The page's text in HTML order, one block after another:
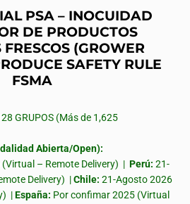
PSA – INOCUIDAD
DE PRODUCTOS
(GROWER
SAFETY RULE
FSMA
GRUPOS (Más de 1,625
Abierta/Open):
– Remote Delivery) | Perú: 21-
Delivery) |Chile: 21-Agosto 2026
|España: Por confimar 2025 (Virtual